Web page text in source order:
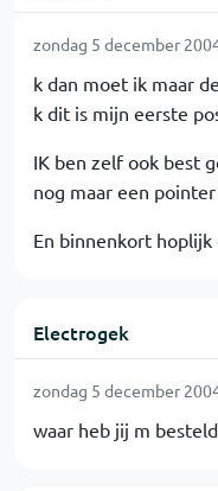
zondag 5 december
k dan moet ik maar
k dit is mijn eerste
IK ben zelf ook best
nog maar een pointer
En binnenkort hoplijk
Electrogek
zondag 5 december
waar heb jij m